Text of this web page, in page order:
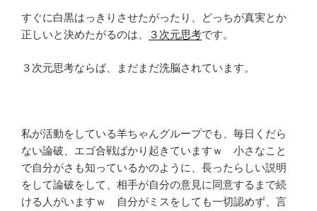
すぐに白黒はっきりさせたがったり、どっちが真実とか
正しいと決めたがるのは、
３次元思考です。
３次元思考ならば、まだまだ洗脳されています。
私が活動をしている羊ちゃんグループでも、毎日くだら
ない論破、エゴ合戦ばかり起きていますｗ 小さなこと
で自分がさも知っているかのように、長ったらしい説明
をして論破をして、相手が自分の意見に同意するまで続
ける人がいますｗ 自分がミスをしても一切認めず、言